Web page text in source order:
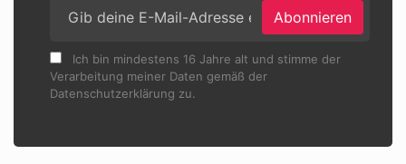
Abonnieren
Ich bin mindestens 16 Jahre alt und stimme der
Verarbeitung meiner Daten gemäß der
Datenschutzerklärung zu.